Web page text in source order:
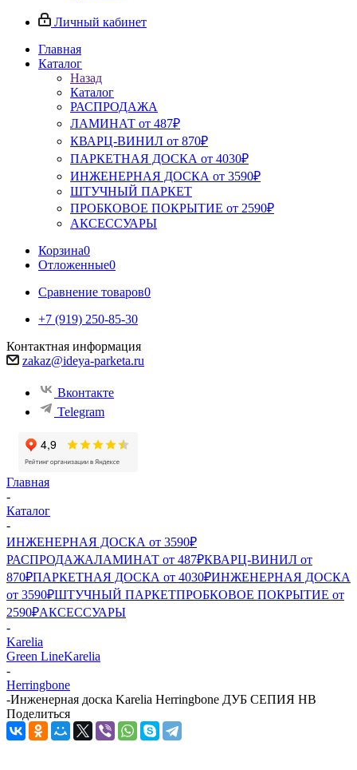
Личный кабинет
Главная
Каталог
Назад
Каталог
РАСПРОДАЖА
ЛАМИНАТ от 487₽
КВАРЦ-ВИНИЛ от 870₽
ПАРКЕТНАЯ ДОСКА от 4030₽
ИНЖЕНЕРНАЯ ДОСКА от 3590₽
ШТУЧНЫЙ ПАРКЕТ
ПРОБКОВОЕ ПОКРЫТИЕ от 2590₽
АКСЕССУАРЫ
Корзина0
Отложенные0
Сравнение товаров0
+7 (919) 250-85-30
Контактная информация
zakaz@ideya-parketa.ru
Вконтакте
Telegram
Главная
-
Каталог
-
ИНЖЕНЕРНАЯ ДОСКА от 3590₽
РАСПРОДАЖАЛАМИНАТ от 487₽КВАРЦ-ВИНИЛ от
870₽ПАРКЕТНАЯ ДОСКА от 4030₽ИНЖЕНЕРНАЯ ДОСКА
от 3590₽ШТУЧНЫЙ ПАРКЕТПРОБКОВОЕ ПОКРЫТИЕ от
2590₽АКСЕССУАРЫ
-
Karelia
Green LineKarelia
-
Herringbone
-Инженерная доска Karelia Herringbone ДУБ СЕПИЯ HB
Поделиться